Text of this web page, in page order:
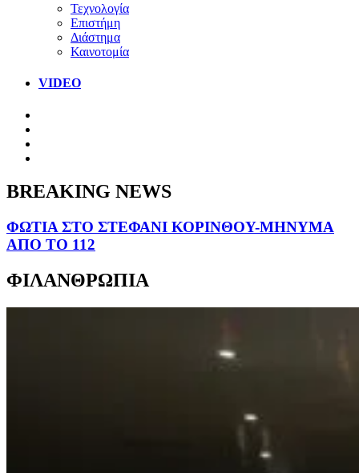
Τεχνολογία
Επιστήμη
Διάστημα
Καινοτομία
VIDEO
BREAKING NEWS
ΦΩΤΙΑ ΣΤΟ ΣΤΕΦΑΝΙ ΚΟΡΙΝΘΟΥ-ΜΗΝΥΜΑ
ΑΠΟ ΤΟ 112
ΦΙΛΑΝΘΡΩΠΙΑ